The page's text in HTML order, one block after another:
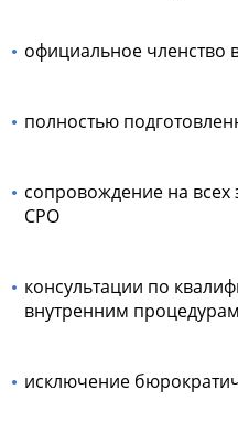
официальное членство
полностью
сопровождение на всех
СРО
консультации по
внутренним процедурам
исключение